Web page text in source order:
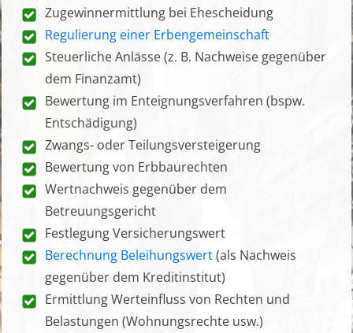
Zugewinnermittlung bei Ehescheidung
Regulierung einer Erbengemeinschaft
Steuerliche Anlässe (z. B. Nachweise gegenüber
dem Finanzamt)
Bewertung im Enteignungsverfahren (bspw.
Entschädigung)
Zwangs- oder Teilungsversteigerung
Bewertung von Erbbaurechten
Wertnachweis gegenüber dem
Betreuungsgericht
Festlegung Versicherungswert
Berechnung Beleihungswert(als Nachweis
gegenüber dem Kreditinstitut)
Ermittlung Werteinfluss von Rechten und
Belastungen (Wohnungsrechte usw.)